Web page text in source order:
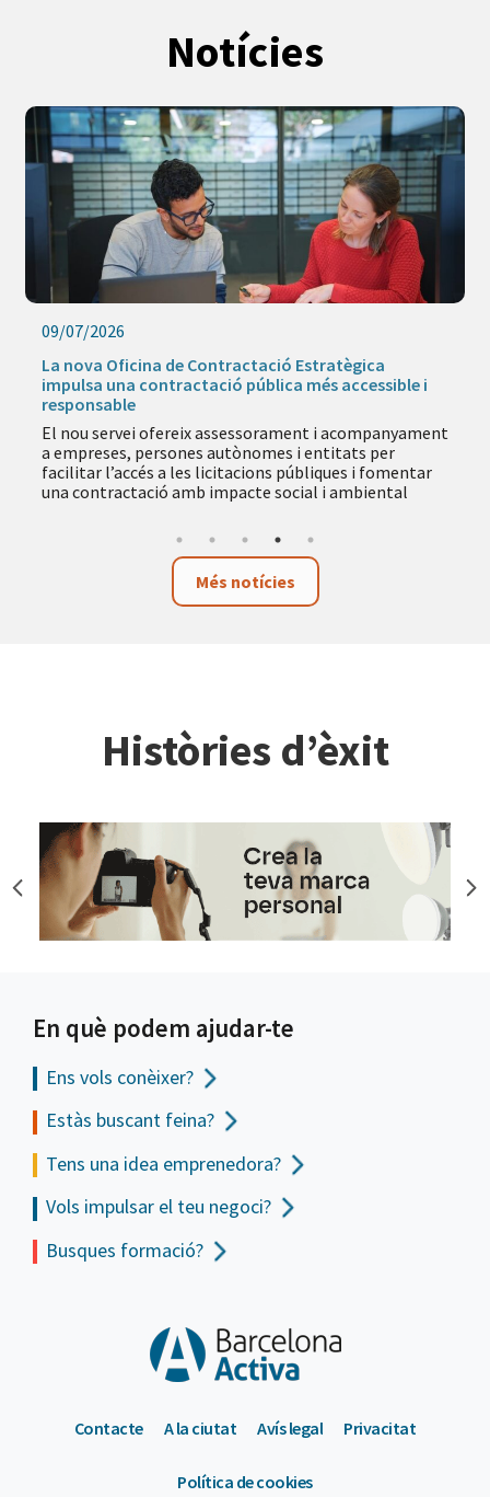
Notícies
09/07/2026
La nova Oficina de Contractació Estratègica
impulsa una contractació pública més accessible i
responsable
El nou servei ofereix assessorament i acompanyament
a empreses, persones autònomes i entitats per
facilitar l’accés a les licitacions públiques i fomentar
una contractació amb impacte social i ambiental
Més notícies
Històries d’èxit
En què podem ajudar-te
Ens vols conèixer?
Estàs buscant feina?
Tens una idea emprenedora?
Vols impulsar el teu negoci?
Busques formació?
Contacte A la ciutat Avís legal Privacitat
Política de cookies